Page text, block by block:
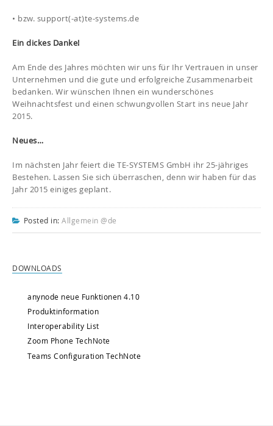
• bzw. support(-at)te-systems.de
Ein dickes Danke!
Am Ende des Jahres möchten wir uns für Ihr Vertrauen in unser
Unternehmen und die gute und erfolgreiche Zusammenarbeit
bedanken. Wir wünschen Ihnen ein wunderschönes
Weihnachtsfest und einen schwungvollen Start ins neue Jahr
2015.
Neues…
Im nächsten Jahr feiert die TE-SYSTEMS GmbH ihr 25-jähriges
Bestehen. Lassen Sie sich überraschen, denn wir haben für das
Jahr 2015 einiges geplant.
Posted in: Allgemein @de
DOWNLOADS
anynode neue Funktionen 4.10
Produktinformation
Interoperability List
Zoom Phone TechNote
Teams Configuration TechNote